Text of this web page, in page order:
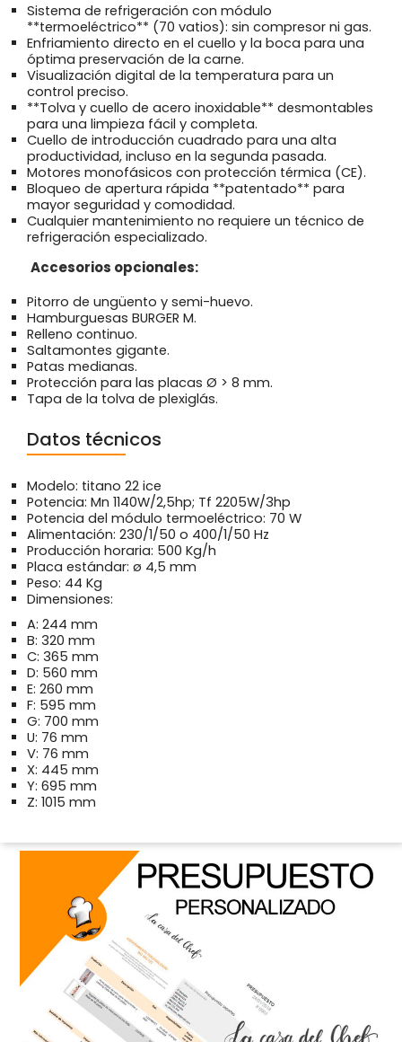
Sistema de refrigeración con módulo
**termoeléctrico** (70 vatios): sin compresor ni gas.
Enfriamiento directo en el cuello y la boca para una
óptima preservación de la carne.
Visualización digital de la temperatura para un
control preciso.
**Tolva y cuello de acero inoxidable** desmontables
para una limpieza fácil y completa.
Cuello de introducción cuadrado para una alta
productividad, incluso en la segunda pasada.
Motores monofásicos con protección térmica (CE).
Bloqueo de apertura rápida **patentado** para
mayor seguridad y comodidad.
Cualquier mantenimiento no requiere un técnico de
refrigeración especializado.
Accesorios opcionales:
Pitorro de ungüento y semi-huevo.
Hamburguesas BURGER M.
Relleno continuo.
Saltamontes gigante.
Patas medianas.
Protección para las placas Ø > 8 mm.
Tapa de la tolva de plexiglás.
Datos técnicos
Modelo: titano 22 ice
Potencia: Mn 1140W/2,5hp; Tf 2205W/3hp
Potencia del módulo termoeléctrico: 70 W
Alimentación: 230/1/50 o 400/1/50 Hz
Producción horaria: 500 Kg/h
Placa estándar: ø 4,5 mm
Peso: 44 Kg
Dimensiones:
A: 244 mm
B: 320 mm
C: 365 mm
D: 560 mm
E: 260 mm
F: 595 mm
G: 700 mm
U: 76 mm
V: 76 mm
X: 445 mm
Y: 695 mm
Z: 1015 mm